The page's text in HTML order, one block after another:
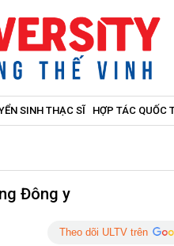
SINH THẠC SĨ HỢP TÁC QUỐC
Đông y
Theo dõi ULTV trên